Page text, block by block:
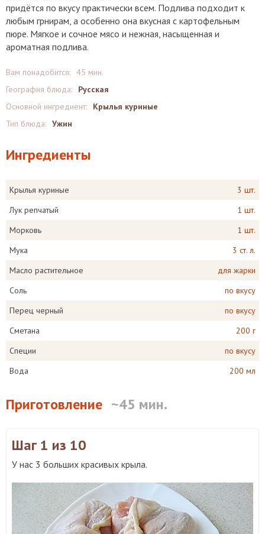
придётся по вкусу практически всем. Подлива подходит к
любым грнирам, а особенно она вкусная с картофельным
пюре. Мягкое и сочное мясо и нежная, насыщенная и
ароматная подлива.
Вам понадобится: 45 мин.
География блюда:
Русская
Основной ингредиент:
Крылья куриные
Тип блюда: Ужин
Ингредиенты
Крылья куриные
3 шт.
Лук репчатый
1 шт.
Морковь
1 шт.
Мука
3 ст. л.
Масло растительное
для жарки
Соль
по вкусу
Перец черный
по вкусу
Сметана
200 г
Специи
по вкусу
Вода
200 мл
Приготовление ~45 мин.
Шаг 1 из 10
У нас 3 больших красивых крыла.